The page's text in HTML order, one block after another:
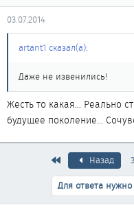
03.07.2014
artant1 сказал(а):
Даже не извенились!
Жесть то какая... Реально
будущее поколение...
ПервыйНазад
Для ответа